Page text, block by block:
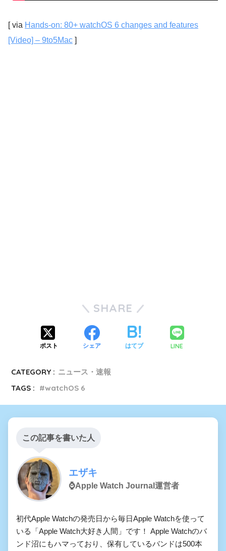
[ via Hands-on: 80+ watchOS 6 changes and features
[Video] – 9to5Mac ]
SHARE
ポスト シェア はてブ LINE
CATEGORY : ニュース・速報
TAGS :
watchOS 6
この記事を書いた人
エザキ
⌚️Apple Watch Journal運営者
初代Apple Watchの発売日から毎日Apple Watchを使って
いる「Apple Watch大好き人間」です！ Apple Watchのバ
ンド沼にもハマっており、保有しているバンドは500本